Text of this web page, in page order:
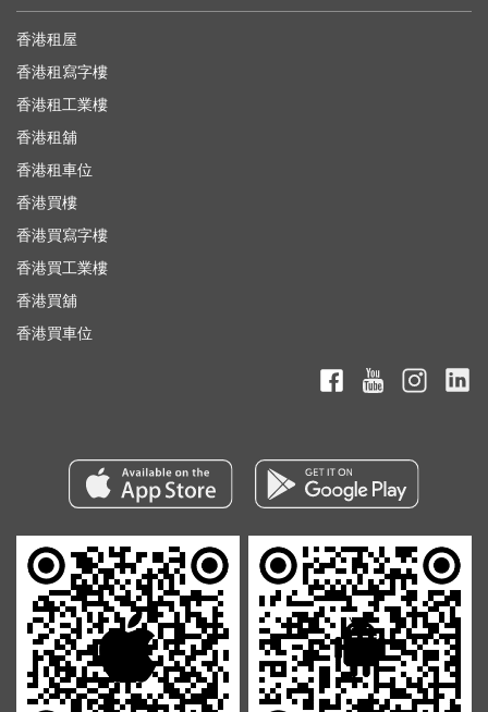
香港租屋
香港租寫字樓
香港租工業樓
香港租舖
香港租車位
香港買樓
香港買寫字樓
香港買工業樓
香港買舖
香港買車位